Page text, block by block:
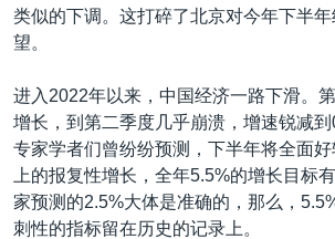
类似的下调。这打碎了北京对今年下半
望。
进入2022年以来，中国经济一路下滑。
增长，到第二季度几乎崩溃，增速锐减
专家学者们曾纷纷预测，下半年将全面
上的报复性增长，全年5.5%的增长目标
家预测的2.5%大体是准确的，那么，
刺性的指标留在历史的记录上。